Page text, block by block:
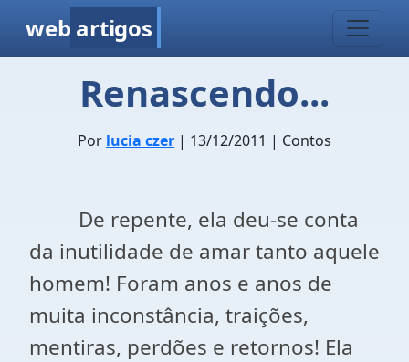
web artigos
Renascendo...
Por lucia czer | 13/12/2011 | Contos
De repente, ela deu-se conta
da inutilidade de amar tanto aquele
homem! Foram anos e anos de
muita inconstância, traições,
mentiras, perdões e retornos! Ela